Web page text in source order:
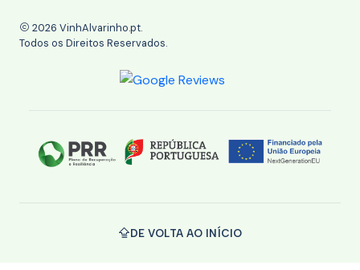
2026 VinhAlvarinho.pt.
Todos os Direitos Reservados.
DE VOLTA AO INÍCIO